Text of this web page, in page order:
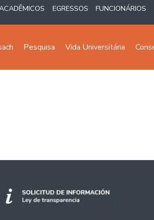
EGRESSOS FUNCIONÁRIOS
Pesquisa Vida Universitária